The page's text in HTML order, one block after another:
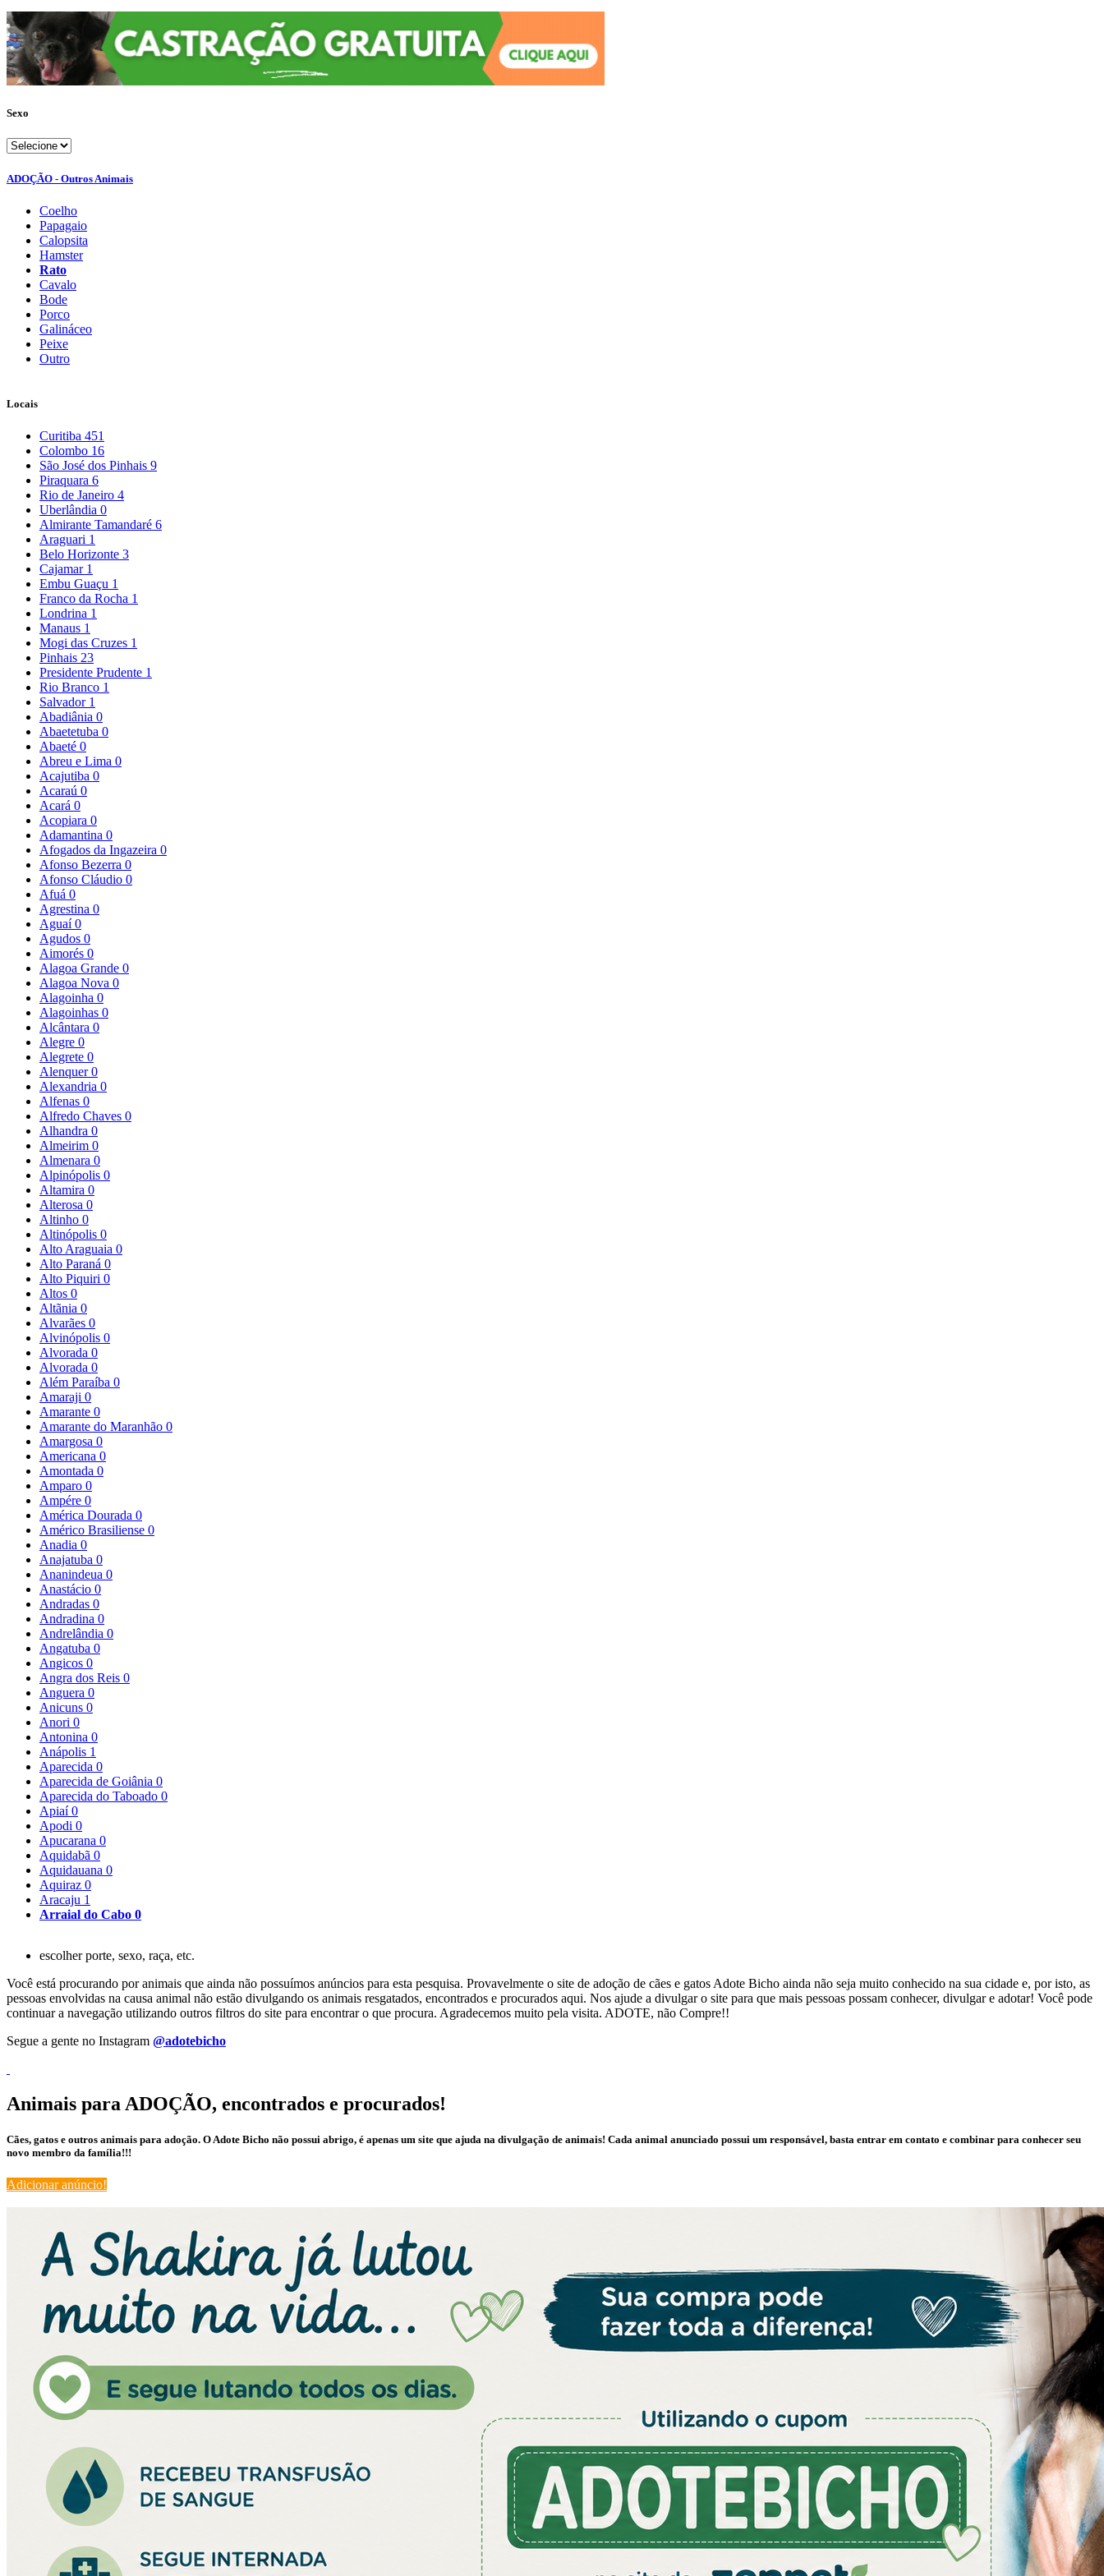
Sexo
ADOÇÃO - Outros Animais
Coelho
Papagaio
Calopsita
Hamster
Rato
Cavalo
Bode
Porco
Galináceo
Peixe
Outro
Locais
Curitiba 451
Colombo 16
São José dos Pinhais 9
Piraquara 6
Rio de Janeiro 4
Uberlândia 0
Almirante Tamandaré 6
Araguari 1
Belo Horizonte 3
Cajamar 1
Embu Guaçu 1
Franco da Rocha 1
Londrina 1
Manaus 1
Mogi das Cruzes 1
Pinhais 23
Presidente Prudente 1
Rio Branco 1
Salvador 1
Abadiânia 0
Abaetetuba 0
Abaeté 0
Abreu e Lima 0
Acajutiba 0
Acaraú 0
Acará 0
Acopiara 0
Adamantina 0
Afogados da Ingazeira 0
Afonso Bezerra 0
Afonso Cláudio 0
Afuá 0
Agrestina 0
Aguaí0
Agudos 0
Aimorés 0
Alagoa Grande 0
Alagoa Nova 0
Alagoinha 0
Alagoinhas 0
Alcântara 0
Alegre 0
Alegrete 0
Alenquer0
Alexandria 0
Alfenas 0
Alfredo Chaves 0
Alhandra 0
Almeirim 0
Almenara 0
Alpinópolis 0
Altamira 0
Alterosa 0
Altinho 0
Altinópolis 0
Alto Araguaia 0
Alto Paraná 0
Alto Piquiri 0
Altos 0
Altãnia 0
Alvarães 0
Alvinópolis 0
Alvorada 0
Alvorada 0
Além Paraíba 0
Amaraji 0
Amarante 0
Amarante do Maranhão 0
Amargosa 0
Americana 0
Amontada 0
Amparo 0
Ampére 0
América Dourada 0
Américo Brasiliense 0
Anadia 0
Anajatuba 0
Ananindeua 0
Anastácio 0
Andradas 0
Andradina 0
Andrelândia 0
Angatuba 0
Angicos 0
Angra dos Reis 0
Anguera 0
Anicuns 0
Anori 0
Antonina 0
Anápolis 1
Aparecida 0
Aparecida de Goiânia 0
Aparecida do Taboado 0
Apiaí0
Apodi 0
Apucarana 0
Aquidabã 0
Aquidauana 0
Aquiraz 0
Aracaju 1
Arraial do Cabo 0
escolher porte, sexo, raça, etc.
Você está procurando por animais que ainda não possuímos anúncios para esta pesquisa. Provavelmente o site de adoção de cães e gatos Adote Bicho ainda não seja muito conhecido na sua cidade e, por isto, as
pessoas envolvidas na causa animal não estão divulgando os animais resgatados, encontrados e procurados aqui. Nos ajude a divulgar o site para que mais pessoas possam conhecer, divulgar e adotar! Você pode
continuar a navegação utilizando outros filtros do site para encontrar o que procura. Agradecemos muito pela visita. ADOTE, não Compre!!
Segue a gente no Instagram @adotebicho
Animais para ADOÇÃO, encontrados e procurados!
Cães, gatos e outros animais para adoção. O Adote Bicho não possui abrigo, é apenas um site que ajuda na divulgação de animais! Cada animal anunciado possui um responsável, basta entrar em contato e combinar para conhecer seu
novo membro da família!!!
Adicionar anúncio!